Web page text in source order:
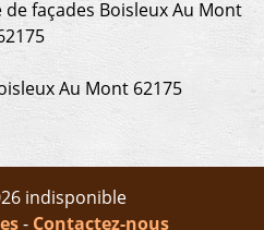
façades Boisleux Au Mont
Au Mont 62175
indisponible
- Contactez-nous